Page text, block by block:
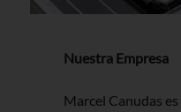
Nuestra Empresa
Marcel Canudas